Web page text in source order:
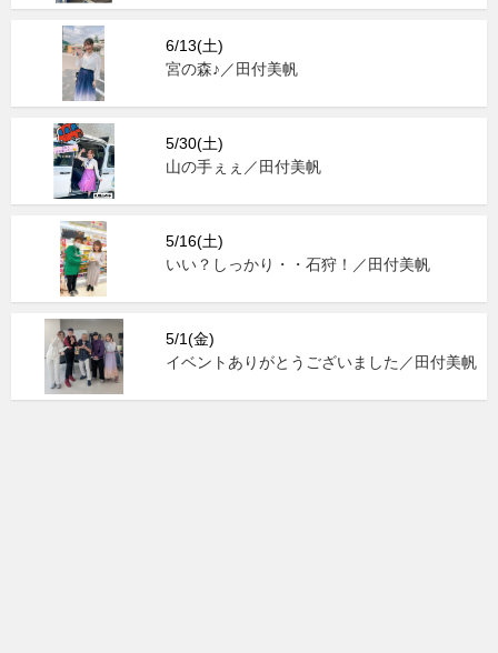
6/13(土)
宮の森♪／田付美帆
5/30(土)
山の手ぇぇ／田付美帆
5/16(土)
いい？しっかり・・石狩！／田付美帆
5/1(金)
イベントありがとうございました／田付美帆